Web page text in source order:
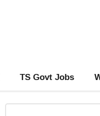
TS Govt Jobs